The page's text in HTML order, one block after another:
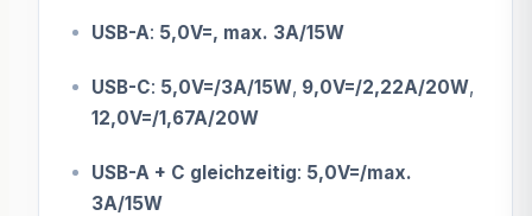
USB-A: 5,0V=, max. 3A/15W
USB-C: 5,0V=/3A/15W, 9,0V=/2,22A/20W,
12,0V=/1,67A/20W
USB-A + C gleichzeitig: 5,0V=/max.
3A/15W